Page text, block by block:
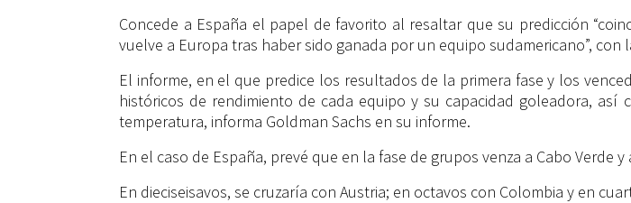
Concede a España el papel de favorito al resaltar que su predicción
vuelve a Europa tras haber sido ganada por un equipo sudamericano”, con
El informe, en el que predice los resultados de la primera fase y los
históricos de rendimiento de cada equipo y su capacidad goleadora,
temperatura, informa Goldman Sachs en su informe.
En el caso de España, prevé que en la fase de grupos venza a Cabo Verde
En dieciseisavos, se cruzaría con Austria; en octavos con Colombia y en